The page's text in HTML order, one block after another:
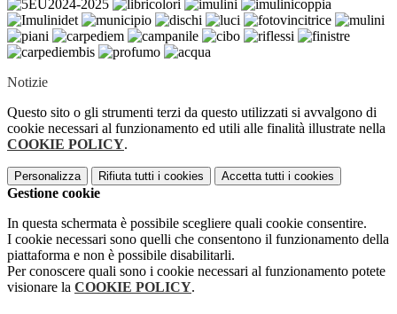
Notizie
Questo sito o gli strumenti terzi da questo utilizzati si avvalgono di
cookie necessari al funzionamento ed utili alle finalità illustrate nella
COOKIE POLICY.
Personalizza Rifiuta tutti i cookies Accetta tutti i cookies
Gestione cookie
In questa schermata è possibile scegliere quali cookie consentire.
I cookie necessari sono quelli che consentono il funzionamento della
piattaforma e non è possibile disabilitarli.
Per conoscere quali sono i cookie necessari al funzionamento potete
visionare la COOKIE POLICY.